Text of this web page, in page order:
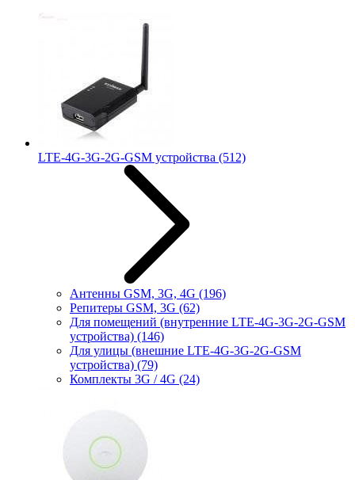
LTE-4G-3G-2G-GSM устройства (512)
Антенны GSM, 3G, 4G (196)
Репитеры GSM, 3G (62)
Для помещений (внутренние LTE-4G-3G-2G-GSM
устройства) (146)
Для улицы (внешние LTE-4G-3G-2G-GSM
устройства) (79)
Комплекты 3G / 4G (24)